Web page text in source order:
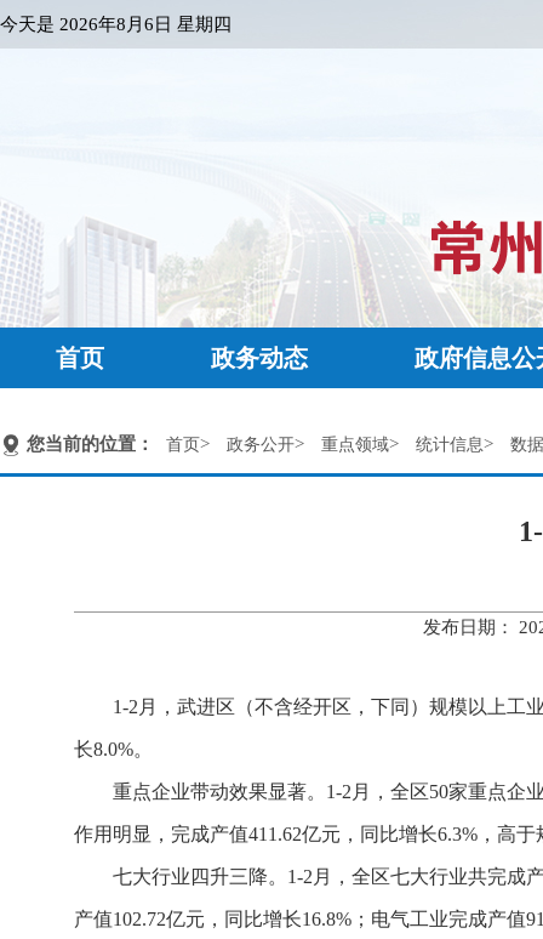
今天是 2026年8月6日 星期四
首页 政务动态 政府信息公
您当前的位置： 首页> 政务公开> 重点领域> 统计信息> 数
发布日期：
1-2月，武进区（不含经开区，下同）规模以上工
长8.0%。
重点企业带动效果显著。1-2月，全区50家重点企
作用明显，完成产值411.62亿元，同比增长6.3%，高
七大行业四升三降。1-2月，全区七大行业共完成
产值102.72亿元，同比增长16.8%；电气工业完成产值